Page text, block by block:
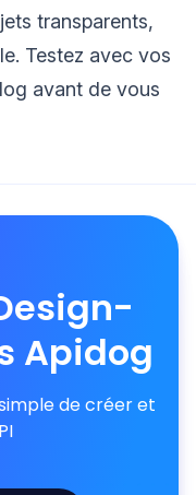
transparents,
Testez avec vos
avant de vous
Apidog
de créer et